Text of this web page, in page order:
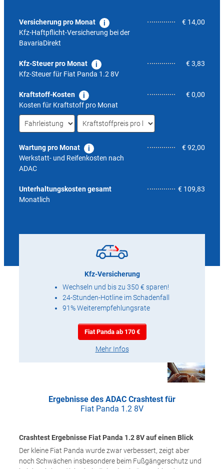
Versicherung pro Monat
Kfz-Haftpflicht-Versicherung bei der
BavariaDirekt
€ 14,00
Kfz-Steuer pro Monat
Kfz-Steuer für Fiat Panda 1.2 8V
€ 3,83
Kraftstoff-Kosten
Kosten für Kraftstoff pro Monat
€ 0,00
Wartung pro Monat
Werkstatt- und Reifenkosten nach
ADAC
€ 92,00
Unterhaltungskosten gesamt
Monatlich
€ 109,83
Kfz-Versicherung
Wechseln und bis zu 350 € sparen!
24-Stunden-Hotline im Schadenfall
91% Weiterempfehlungsrate
Fiat Panda ab 170 €
Mehr Infos
Ergebnisse des ADAC Crashtest für
Fiat Panda 1.2 8V
Crashtest Ergebnisse Fiat Panda 1.2 8V auf einen Blick
Der kleine Fiat Panda wurde zwar verbessert, zeigt aber
noch Schwächen insbesondere beim Fußgängerschutz und